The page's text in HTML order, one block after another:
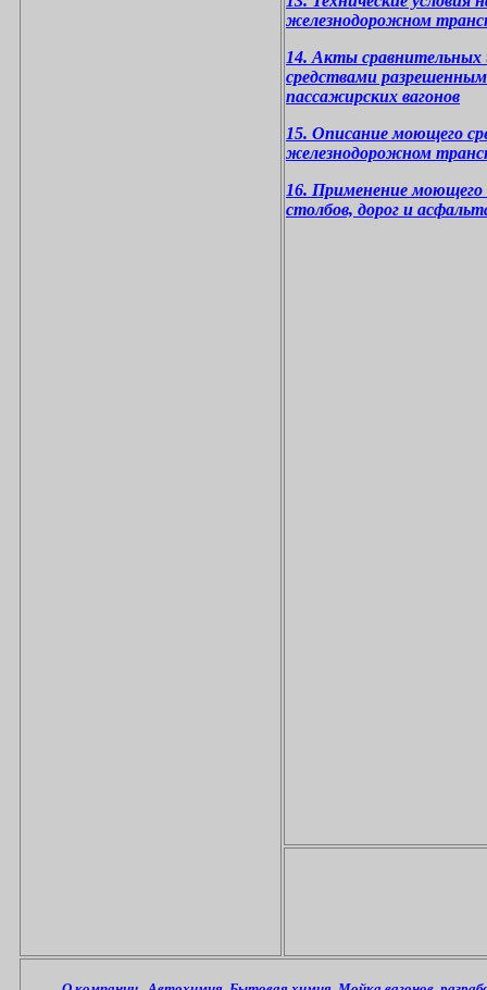
железнодорожном
14. Акты
средствами
пассажирских вагонов
15. Описание моющего
железнодорожном
16. Применение
столбов, дорог и